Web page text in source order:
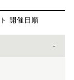
開催日順